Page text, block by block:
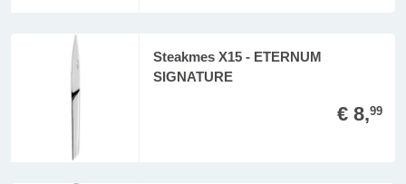
Steakmes X15 - ETERNUM
SIGNATURE
€ 8,99